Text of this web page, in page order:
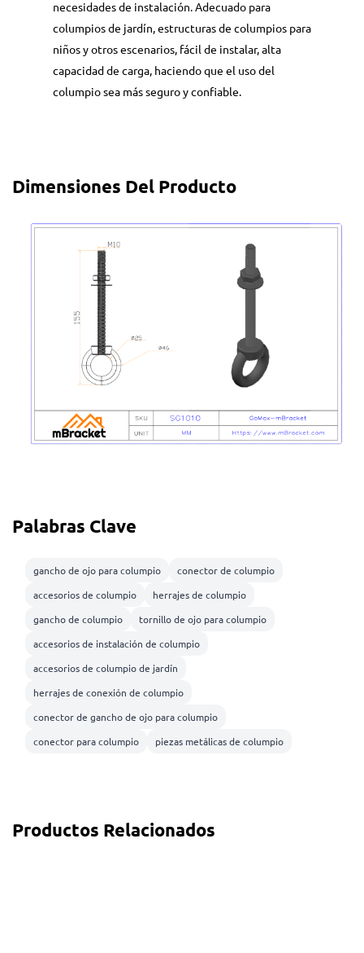
necesidades de instalación. Adecuado para
columpios de jardín, estructuras de columpios para
niños y otros escenarios, fácil de instalar, alta
capacidad de carga, haciendo que el uso del
columpio sea más seguro y confiable.
Dimensiones Del Producto
Palabras Clave
gancho de ojo para columpio
conector de columpio
accesorios de columpio
herrajes de columpio
gancho de columpio
tornillo de ojo para columpio
accesorios de instalación de columpio
accesorios de columpio de jardín
herrajes de conexión de columpio
conector de gancho de ojo para columpio
conector para columpio
piezas metálicas de columpio
Productos Relacionados